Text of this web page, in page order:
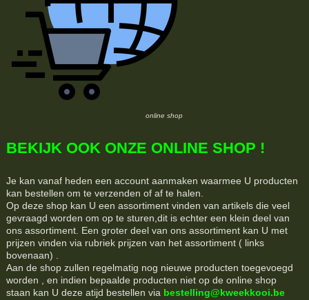
online shop
BEKIJK OOK ONZE ONLINE SHOP !
Je kan vanaf heden een account aanmaken waarmee U producten
kan bestellen om te verzenden of af te halen.
Op deze shop kan U een assortiment vinden van artikels die veel
gevraagd worden om op te sturen,dit is echter een klein deel van
ons assortiment. Een groter deel van ons assortiment kan U met
prijzen vinden via rubriek prijzen van het assortiment ( links
bovenaan) .
Aan de shop zullen regelmatig nog nieuwe producten toegevoegd
worden , en indien bepaalde producten niet op de online shop
staan kan U deze atijd bestellen via bestelling@kweekkooi.be